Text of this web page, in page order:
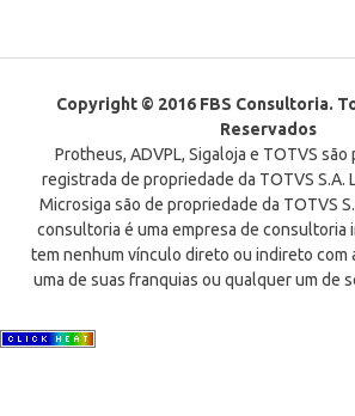
Copyright © 2016 FBS Consultoria.
Reservados
Protheus, ADVPL, Sigaloja e TOTVS
registrada de propriedade da TOTVS S.A.
Microsiga são de propriedade da TOTVS
consultoria é uma empresa de consultoria
tem nenhum vínculo direto ou indireto com
uma de suas franquias ou qualquer um de